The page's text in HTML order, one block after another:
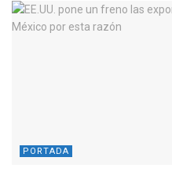
PORTADA